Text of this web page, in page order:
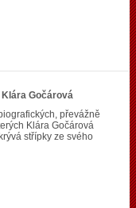
Klára Gočárová
převážně
Klára Gočárová
střípky ze svého